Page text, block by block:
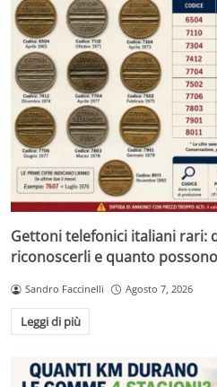
Gettoni telefonici italiani rari:
riconoscerli e quanto
Sandro Faccinelli Agosto 7, 2026
Leggi di più